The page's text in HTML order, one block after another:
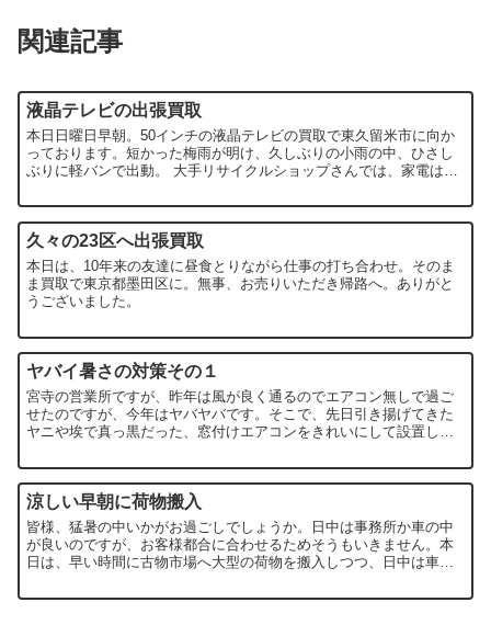
関連記事
液晶テレビの出張買取
本日日曜日早朝。50インチの液晶テレビの買取で東久留米市に向か
っております。短かった梅雨が明け、久しぶりの小雨の中、ひさし
ぶりに軽バンで出動。 大手リサイクルショップさんでは、家電は５
久々の23区へ出張買取
本日は、10年来の友達に昼食とりながら仕事の打ち合わせ。そのま
ま買取で東京都墨田区に。無事、お売りいただき帰路へ。ありがと
うございました。
ヤバイ暑さの対策その１
宮寺の営業所ですが、昨年は風が良く通るのでエアコン無しで過ご
せたのですが、今年はヤバヤバです。そこで、先日引き揚げてきた
ヤニや埃で真っ黒だった、窓付けエアコンをきれいにして設置しま
涼しい早朝に荷物搬入
皆様、猛暑の中いかがお過ごしでしょうか。日中は事務所か車の中
が良いのですが、お客様都合に合わせるためそうもいきません。本
日は、早い時間に古物市場へ大型の荷物を搬入しつつ、日中は車内